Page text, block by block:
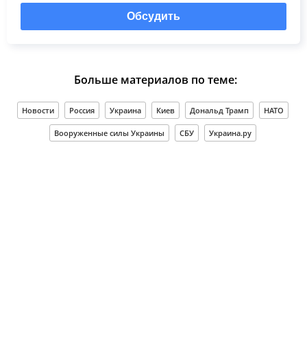
Обсудить
Больше материалов по теме:
Новости Россия Украина Киев Дональд Трамп НАТО
Вооруженные силы Украины СБУ Украина.ру